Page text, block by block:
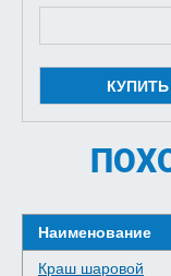
КУПИТЬ
Наименование
Краш шаровой